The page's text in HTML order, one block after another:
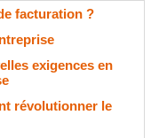
facturation ?
exigences en
révolutionner le